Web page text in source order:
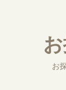
お